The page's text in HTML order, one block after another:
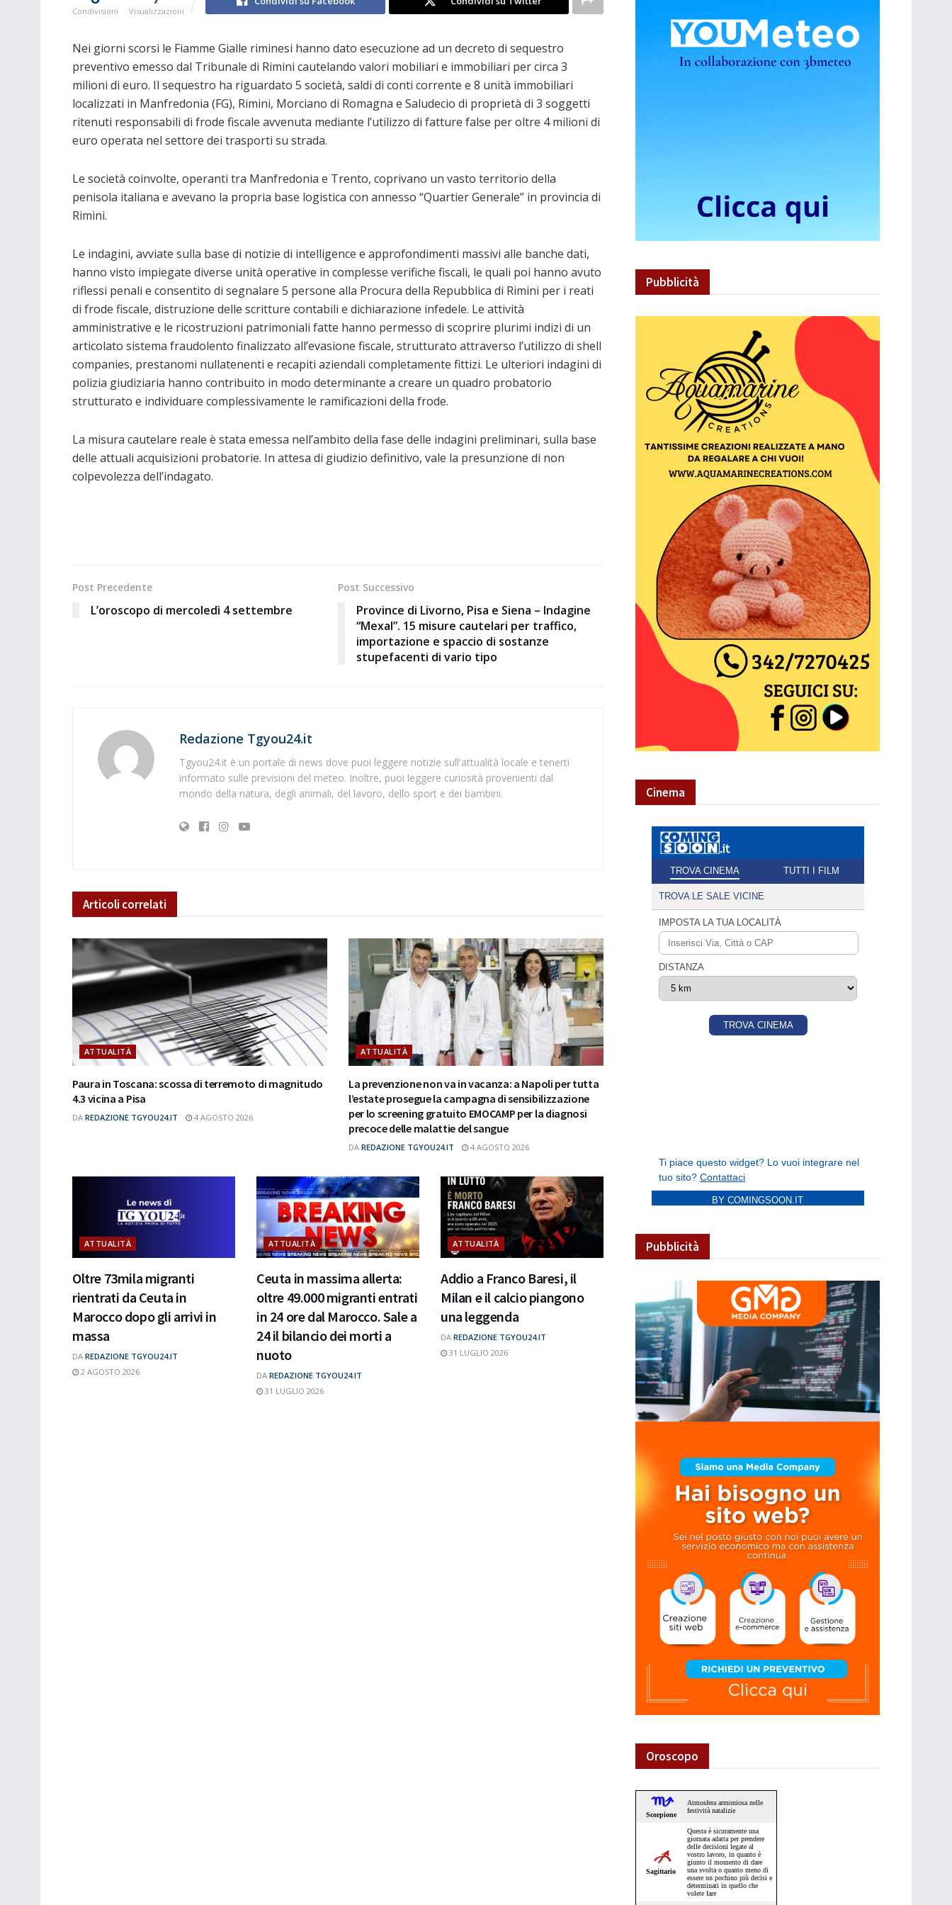
Condivisioni Visualizzazioni
Nei giorni scorsi le Fiamme Gialle riminesi hanno dato esecuzione ad un decreto di sequestro
preventivo emesso dal Tribunale di Rimini cautelando valori mobiliari e immobiliari per circa 3
milioni di euro. Il sequestro ha riguardato 5 società, saldi di conti corrente e 8 unità immobiliari
localizzati in Manfredonia (FG), Rimini, Morciano di Romagna e Saludecio di proprietà di 3 soggetti
ritenuti responsabili di frode fiscale avvenuta mediante l’utilizzo di fatture false per oltre 4 milioni di
euro operata nel settore dei trasporti su strada.
Le società coinvolte, operanti tra Manfredonia e Trento, coprivano un vasto territorio della
penisola italiana e avevano la propria base logistica con annesso “Quartier Generale” in provincia di
Rimini.
Le indagini, avviate sulla base di notizie di intelligence e approfondimenti massivi alle banche dati,
hanno visto impiegate diverse unità operative in complesse verifiche fiscali, le quali poi hanno avuto
riflessi penali e consentito di segnalare 5 persone alla Procura della Repubblica di Rimini per i reati
di frode fiscale, distruzione delle scritture contabili e dichiarazione infedele. Le attività
amministrative e le ricostruzioni patrimoniali fatte hanno permesso di scoprire plurimi indizi di un
articolato sistema fraudolento finalizzato all’evasione fiscale, strutturato attraverso l’utilizzo di shell
companies, prestanomi nullatenenti e recapiti aziendali completamente fittizi. Le ulteriori indagini di
polizia giudiziaria hanno contribuito in modo determinante a creare un quadro probatorio
strutturato e individuare complessivamente le ramificazioni della frode.
La misura cautelare reale è stata emessa nell’ambito della fase delle indagini preliminari, sulla base
delle attuali acquisizioni probatorie. In attesa di giudizio definitivo, vale la presunzione di non
colpevolezza dell’indagato.
Post Precedente
L’oroscopo di mercoledì 4 settembre
Post Successivo
Province di Livorno, Pisa e Siena – Indagine
“Mexal”. 15 misure cautelari per traffico,
importazione e spaccio di sostanze
stupefacenti di vario tipo
Redazione Tgyou24.it
Tgyou24.it è un portale di news dove puoi leggere notizie sull'attualità locale e tenerti
informato sulle previsioni del meteo. Inoltre, puoi leggere curiosità provenienti dal
mondo della natura, degli animali, del lavoro, dello sport e dei bambini.
Articoli correlati
ATTUALITÀ
Paura in Toscana: scossa di terremoto di magnitudo
4.3 vicina a Pisa
DA REDAZIONE TGYOU24.IT 4 AGOSTO 2026
ATTUALITÀ
La prevenzione non va in vacanza: a Napoli per tutta
l’estate prosegue la campagna di sensibilizzazione
per lo screening gratuito EMOCAMP per la diagnosi
precoce delle malattie del sangue
DA REDAZIONE TGYOU24.IT 4 AGOSTO 2026
ATTUALITÀ
Oltre 73mila migranti
rientrati da Ceuta in
Marocco dopo gli arrivi in
massa
DA REDAZIONE TGYOU24.IT
2 AGOSTO 2026
ATTUALITÀ
Ceuta in massima allerta:
oltre 49.000 migranti entrati
in 24 ore dal Marocco. Sale a
24 il bilancio dei morti a
nuoto
DA REDAZIONE TGYOU24.IT
31 LUGLIO 2026
ATTUALITÀ
Addio a Franco Baresi, il
Milan e il calcio piangono
una leggenda
DA REDAZIONE TGYOU24.IT
31 LUGLIO 2026
Pubblicità
Cinema
BY COMINGSOON.IT
Pubblicità
Oroscopo